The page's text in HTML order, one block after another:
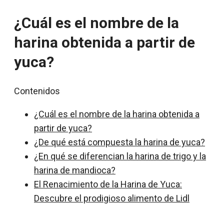
¿Cuál es el nombre de la
harina obtenida a partir de
yuca?
Contenidos
¿Cuál es el nombre de la harina obtenida a
partir de yuca?
¿De qué está compuesta la harina de yuca?
¿En qué se diferencian la harina de trigo y la
harina de mandioca?
El Renacimiento de la Harina de Yuca:
Descubre el prodigioso alimento de Lidl